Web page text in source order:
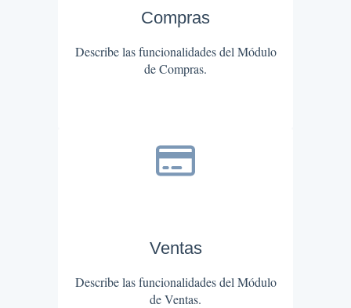
Compras
Describe las funcionalidades del Módulo
de Compras.
Ventas
Describe las funcionalidades del Módulo
de Ventas.